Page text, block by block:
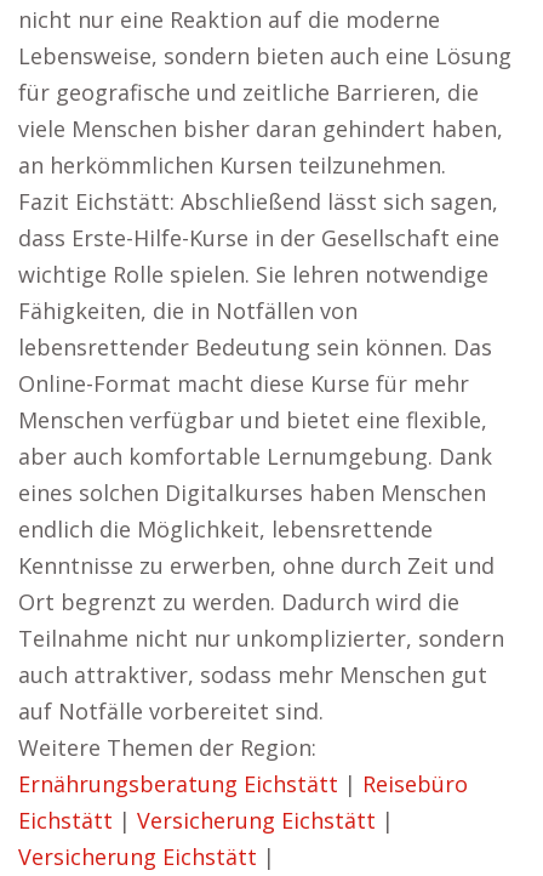
nicht nur eine Reaktion auf die moderne
Lebensweise, sondern bieten auch eine Lösung
für geografische und zeitliche Barrieren, die
viele Menschen bisher daran gehindert haben,
an herkömmlichen Kursen teilzunehmen.
Fazit Eichstätt: Abschließend lässt sich sagen,
dass Erste-Hilfe-Kurse in der Gesellschaft eine
wichtige Rolle spielen. Sie lehren notwendige
Fähigkeiten, die in Notfällen von
lebensrettender Bedeutung sein können. Das
Online-Format macht diese Kurse für mehr
Menschen verfügbar und bietet eine flexible,
aber auch komfortable Lernumgebung. Dank
eines solchen Digitalkurses haben Menschen
endlich die Möglichkeit, lebensrettende
Kenntnisse zu erwerben, ohne durch Zeit und
Ort begrenzt zu werden. Dadurch wird die
Teilnahme nicht nur unkomplizierter, sondern
auch attraktiver, sodass mehr Menschen gut
auf Notfälle vorbereitet sind.
Weitere Themen der Region:
Ernährungsberatung Eichstätt | Reisebüro
Eichstätt | Versicherung Eichstätt |
Versicherung Eichstätt |